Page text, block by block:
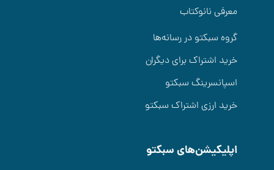
معرفی نانوکتاب
گروه سبکتو در رسانه‌ها
خرید اشتراک برای دیگران
اسپانسرینگ سبکتو
خرید ارزی اشتراک سبکتو
اپلیکیشن‌های سبکتو